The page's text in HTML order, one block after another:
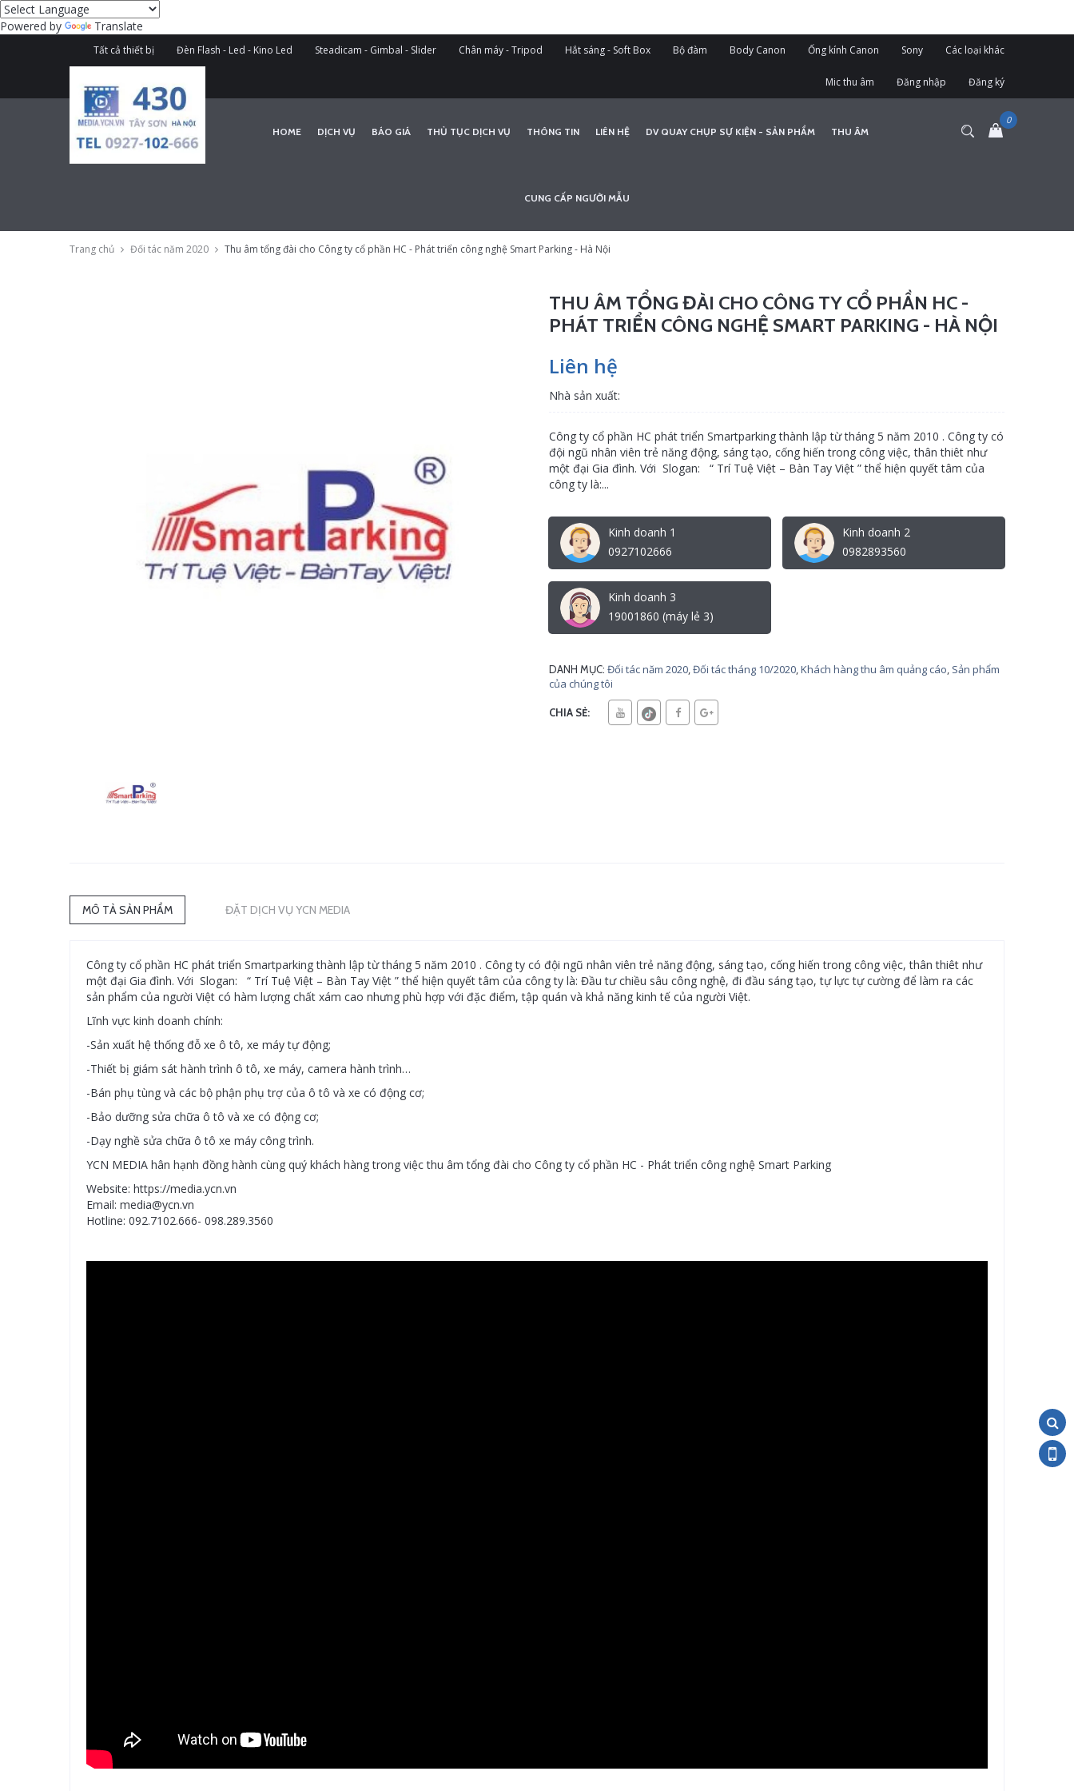
Powered by Translate
Tất cả thiết bị Đèn Flash - Led - Kino Led Steadicam - Gimbal - Slider Chân máy - Tripod Hắt sáng - Soft Box Bộ đàm Body Canon Ống kính Canon Sony Các loại khác
Mic thu âm Đăng nhập Đăng ký
HOME DỊCH VỤ BÁO GIÁ THỦ TỤC DỊCH VỤ THÔNG TIN LIÊN HỆ DV QUAY CHỤP SỰ KIỆN - SẢN PHẨM THU ÂM
CUNG CẤP NGƯỜI MẪU
Trang chủ Đối tác năm 2020 Thu âm tổng đài cho Công ty cổ phần HC - Phát triển công nghệ Smart Parking - Hà Nội
THU ÂM TỔNG ĐÀI CHO CÔNG TY CỔ PHẦN HC -
PHÁT TRIỂN CÔNG NGHỆ SMART PARKING - HÀ NỘI
Liên hệ
Nhà sản xuất:
Công ty cổ phần HC phát triển Smartparking thành lập từ tháng 5 năm 2010 . Công ty có
đội ngũ nhân viên trẻ năng động, sáng tạo, cống hiến trong công việc, thân thiêt như
một đại Gia đình. Với Slogan: “ Trí Tuệ Việt – Bàn Tay Việt ” thể hiện quyết tâm của
công ty là:...
Kinh doanh 1
0927102666
Kinh doanh 2
0982893560
Kinh doanh 3
19001860 (máy lẻ 3)
DANH MỤC: Đối tác năm 2020,Đối tác tháng 10/2020,Khách hàng thu âm quảng cáo, Sản phẩm
của chúng tôi
CHIA SẺ:
MÔ TẢ SẢN PHẨM ĐẶT DỊCH VỤ YCN MEDIA
Công ty cổ phần HC phát triển Smartparking thành lập từ tháng 5 năm 2010 . Công ty có đội ngũ nhân viên trẻ năng động, sáng tạo, cống hiến trong công việc, thân thiêt như
một đại Gia đình. Với Slogan: “ Trí Tuệ Việt – Bàn Tay Việt ” thể hiện quyết tâm của công ty là: Đầu tư chiều sâu công nghệ, đi đầu sáng tạo, tự lực tự cường để làm ra các
sản phẩm của người Việt có hàm lượng chất xám cao nhưng phù hợp với đặc điểm, tập quán và khả năng kinh tế của người Việt.
Lĩnh vực kinh doanh chính:
-Sản xuất hệ thống đỗ xe ô tô, xe máy tự động;
-Thiết bị giám sát hành trình ô tô, xe máy, camera hành trình…
-Bán phụ tùng và các bộ phận phụ trợ của ô tô và xe có động cơ;
-Bảo dưỡng sửa chữa ô tô và xe có động cơ;
-Dạy nghề sửa chữa ô tô xe máy công trình.
YCN MEDIA hân hạnh đồng hành cùng quý khách hàng trong việc thu âm tổng đài cho Công ty cổ phần HC - Phát triển công nghệ Smart Parking
Website: https://media.ycn.vn
Email: media@ycn.vn
Hotline: 092.7102.666- 098.289.3560